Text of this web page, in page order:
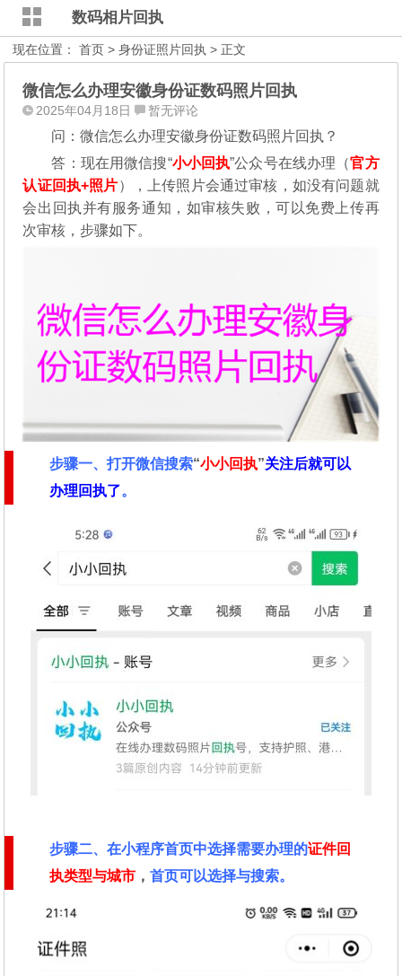
数码相片回执
现在位置：首页 >身份证照片回执 > 正文
微信怎么办理安徽身份证数码照片回执
2025年04月18日 暂无评论
问：微信怎么办理安徽身份证数码照片回执？
答：现在用微信搜“小小回执”公众号在线办理（官方
认证回执+照片），
上传照片会通过审核，如没有问题就
会出回执并有服务通知，如审核失败，可以免费上传再
次审核，步骤如下。
步骤一、打开微信搜索“小小回执”关注后就可以
办理回执了。
步骤二、在小程序首页中选择需要办理的证件回
执类型与城市 ，首页可以选择与搜索。